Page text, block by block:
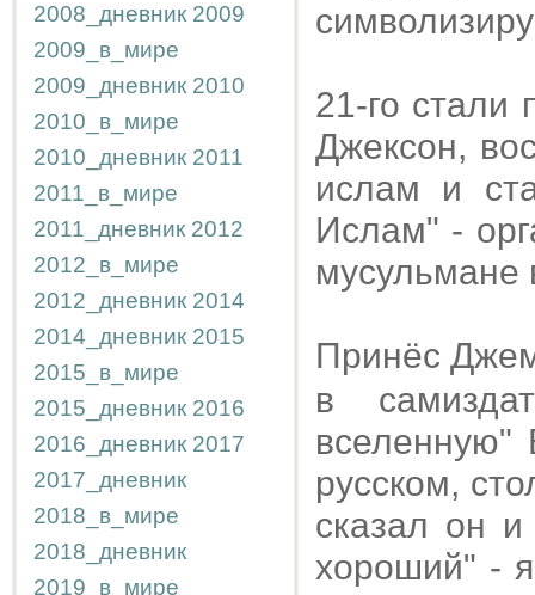
2008_дневник 2009
2009_в_мире
2009_дневник 2010
2010_в_мире
2010_дневник 2011
2011_в_мире
2011_дневник 2012
2012_в_мире
2012_дневник 2014
2014_дневник 2015
2015_в_мире
2015_дневник 2016
2016_дневник 2017
2017_дневник
2018_в_мире
2018_дневник
2019_в_мире
21-го стали
Джексон,
ислам и
Ислам" -
мусульмане
Принёс
в
вселенную"
русском,
сказал он
хороший" -